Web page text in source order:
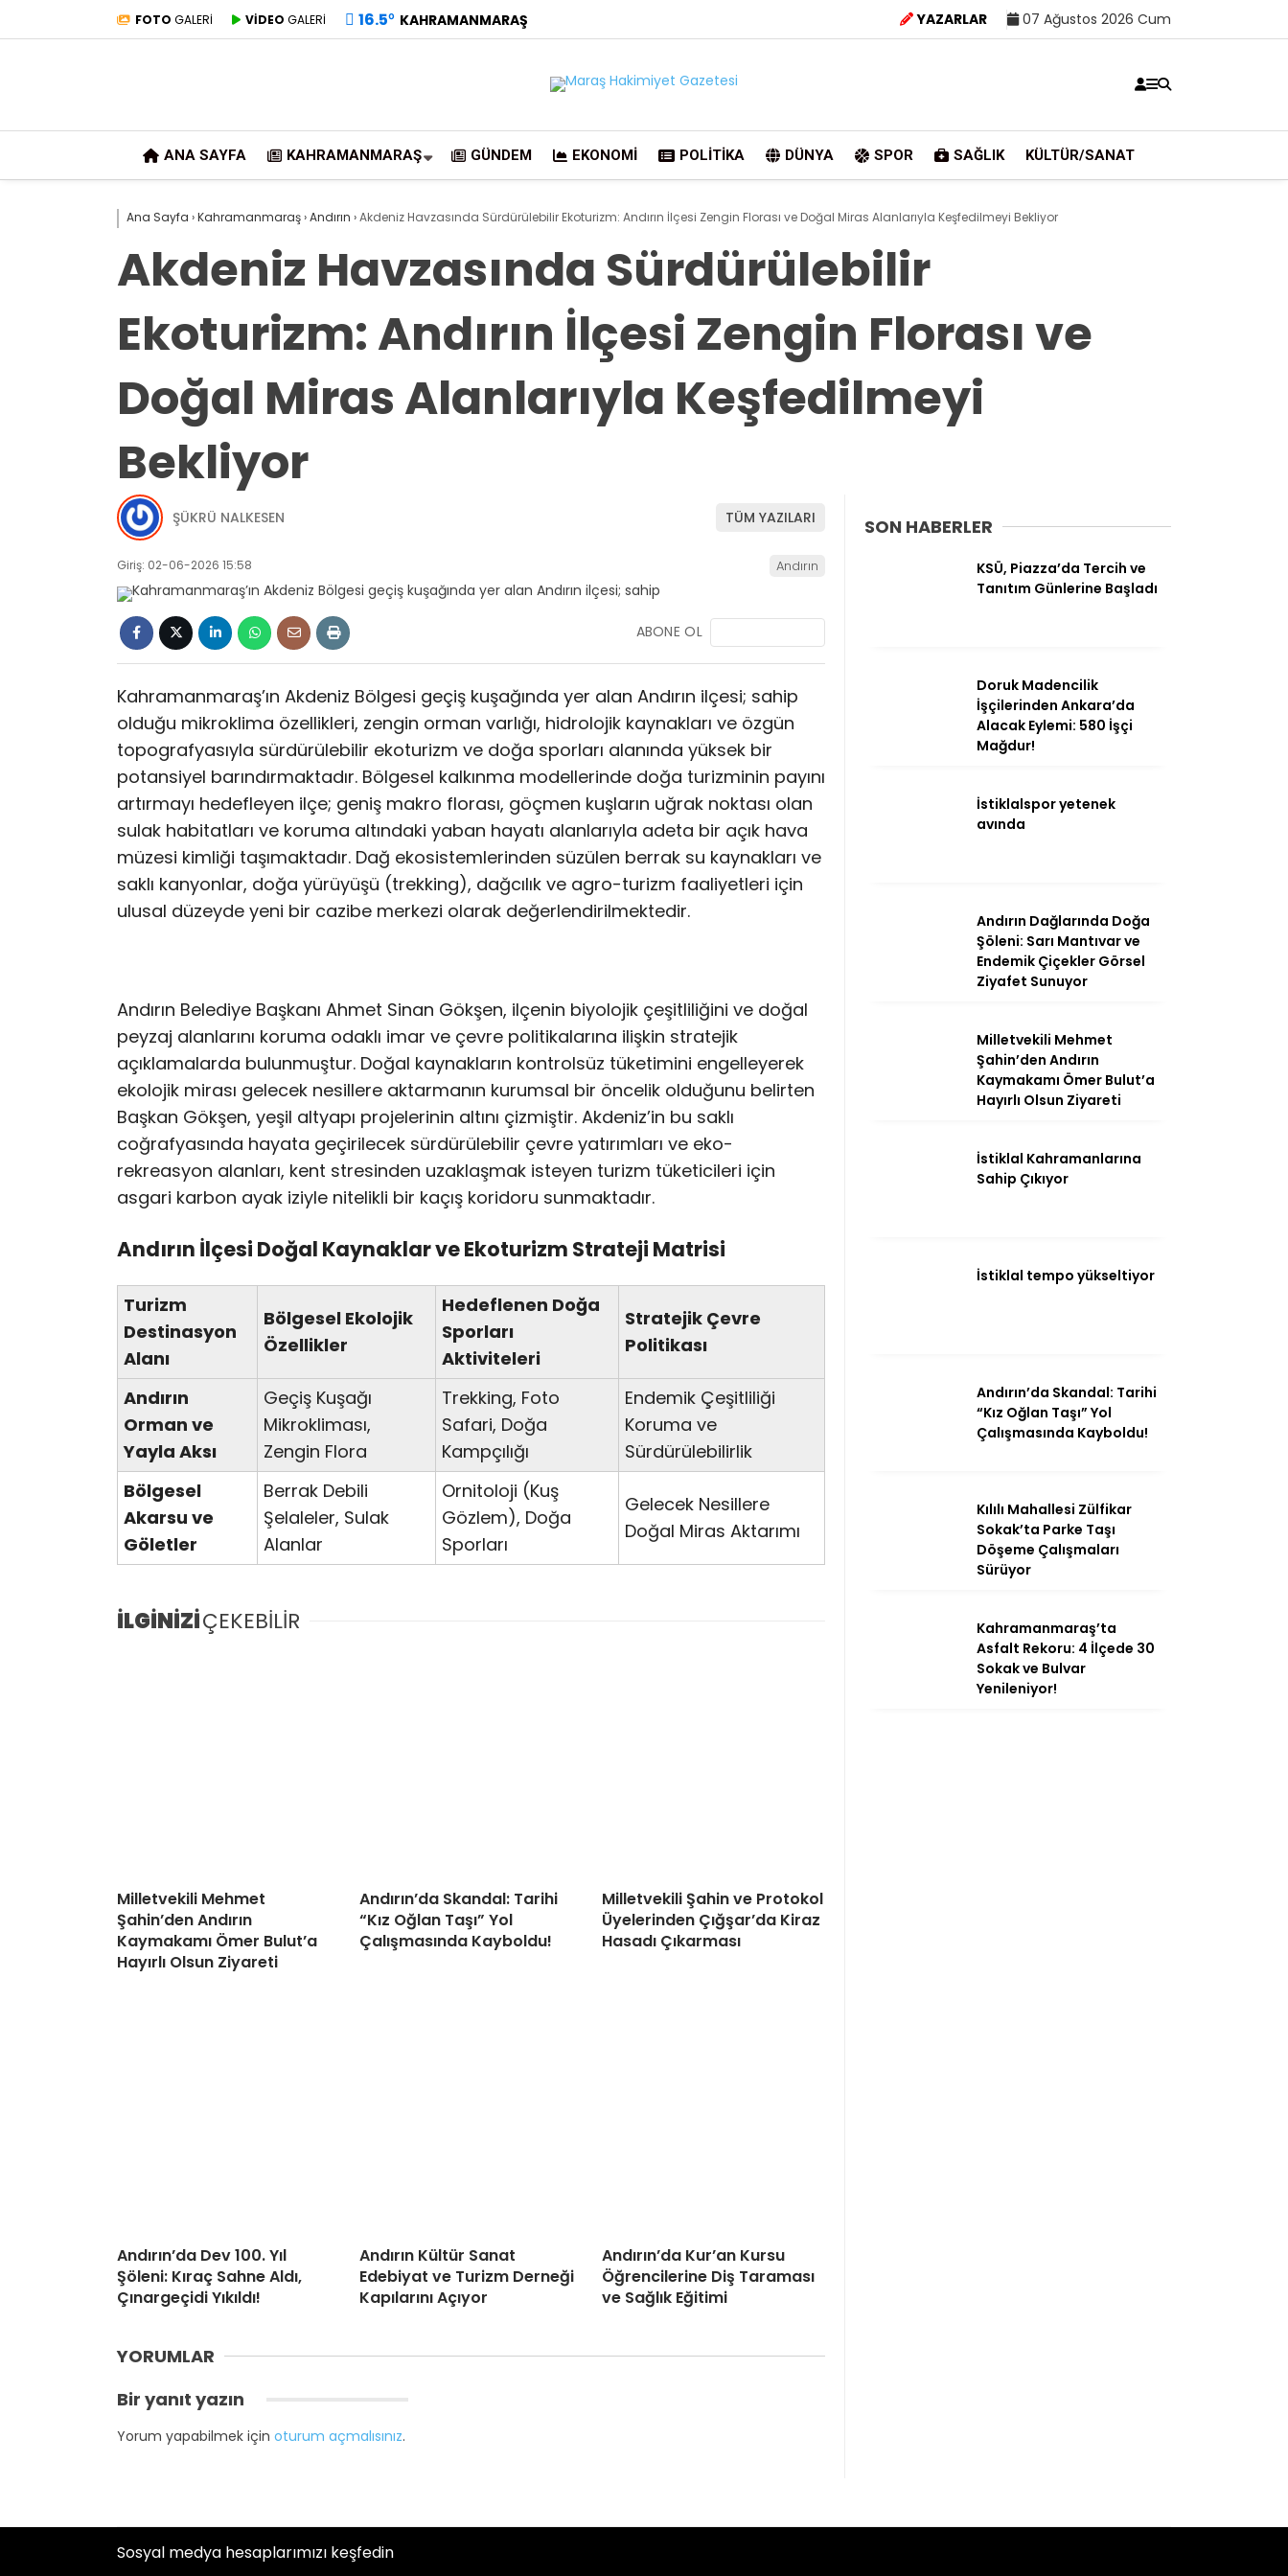
Ekonomi
Spor
FOTO GALERİ VİDEO GALERİ 16.5° KAHRAMANMARAŞ YAZARLAR 07 Ağustos 2026 Cum
ANA SAYFA KAHRAMANMARAŞ GÜNDEM EKONOMI POLITIKA DÜNYA SPOR SAĞLIK KÜLTÜR/SANAT
Ana Sayfa ›Kahramanmaraş›Andırın ›Akdeniz Havzasında Sürdürülebilir Ekoturizm: Andırın İlçesi Zengin Florası ve Doğal Miras Alanlarıyla Keşfedilmeyi Bekliyor
Akdeniz Havzasında Sürdürülebilir
Ekoturizm: Andırın İlçesi Zengin Florası ve
Doğal Miras Alanlarıyla Keşfedilmeyi
Bekliyor
ŞÜKRÜ NALKESEN TÜM YAZILARI
Giriş: 02-06-2026 15:58 Andırın
ABONE OL
Kahramanmaraş’ın Akdeniz Bölgesi geçiş kuşağında yer alan Andırın ilçesi; sahip
olduğu mikroklima özellikleri, zengin orman varlığı, hidrolojik kaynakları ve özgün
topografyasıyla sürdürülebilir ekoturizm ve doğa sporları alanında yüksek bir
potansiyel barındırmaktadır. Bölgesel kalkınma modellerinde doğa turizminin payını
artırmayı hedefleyen ilçe; geniş makro florası, göçmen kuşların uğrak noktası olan
sulak habitatları ve koruma altındaki yaban hayatı alanlarıyla adeta bir açık hava
müzesi kimliği taşımaktadır. Dağ ekosistemlerinden süzülen berrak su kaynakları ve
saklı kanyonlar, doğa yürüyüşü (trekking), dağcılık ve agro-turizm faaliyetleri için
ulusal düzeyde yeni bir cazibe merkezi olarak değerlendirilmektedir.
Andırın Belediye Başkanı Ahmet Sinan Gökşen, ilçenin biyolojik çeşitliliğini ve doğal
peyzaj alanlarını koruma odaklı imar ve çevre politikalarına ilişkin stratejik
açıklamalarda bulunmuştur. Doğal kaynakların kontrolsüz tüketimini engelleyerek
ekolojik mirası gelecek nesillere aktarmanın kurumsal bir öncelik olduğunu belirten
Başkan Gökşen, yeşil altyapı projelerinin altını çizmiştir. Akdeniz’in bu saklı
coğrafyasında hayata geçirilecek sürdürülebilir çevre yatırımları ve eko-
rekreasyon alanları, kent stresinden uzaklaşmak isteyen turizm tüketicileri için
asgari karbon ayak iziyle nitelikli bir kaçış koridoru sunmaktadır.
Andırın İlçesi Doğal Kaynaklar ve Ekoturizm Strateji Matrisi
Turizm
Destinasyon
Alanı
Bölgesel Ekolojik
Özellikler
Hedeflenen Doğa
Sporları
Aktiviteleri
Stratejik Çevre
Politikası
Andırın
Orman ve
Yayla Aksı
Geçiş Kuşağı
Mikrokliması,
Zengin Flora
Trekking, Foto
Safari, Doğa
Kampçılığı
Endemik Çeşitliliği
Koruma ve
Sürdürülebilirlik
Bölgesel
Akarsu ve
Göletler
Berrak Debili
Şelaleler, Sulak
Alanlar
Ornitoloji (Kuş
Gözlem), Doğa
Sporları
Gelecek Nesillere
Doğal Miras Aktarımı
İLGİNİZİÇEKEBİLİR
Milletvekili Mehmet
Şahin’den Andırın
Kaymakamı Ömer Bulut’a
Hayırlı Olsun Ziyareti
Andırın’da Skandal: Tarihi
“Kız Oğlan Taşı” Yol
Çalışmasında Kayboldu!
Milletvekili Şahin ve Protokol
Üyelerinden Çığşar’da Kiraz
Hasadı Çıkarması
Andırın’da Dev 100. Yıl
Şöleni: Kıraç Sahne Aldı,
Çınargeçidi Yıkıldı!
Andırın Kültür Sanat
Edebiyat ve Turizm Derneği
Kapılarını Açıyor
Andırın’da Kur’an Kursu
Öğrencilerine Diş Taraması
ve Sağlık Eğitimi
YORUMLAR
Bir yanıt yazın
Yorum yapabilmek için oturum açmalısınız.
SON HABERLER
KSÜ, Piazza’da Tercih ve
Tanıtım Günlerine Başladı
Doruk Madencilik
İşçilerinden Ankara’da
Alacak Eylemi: 580 İşçi
Mağdur!
İstiklalspor yetenek
avında
Andırın Dağlarında Doğa
Şöleni: Sarı Mantıvar ve
Endemik Çiçekler Görsel
Ziyafet Sunuyor
Milletvekili Mehmet
Şahin’den Andırın
Kaymakamı Ömer Bulut’a
Hayırlı Olsun Ziyareti
İstiklal Kahramanlarına
Sahip Çıkıyor
İstiklal tempo yükseltiyor
Andırın’da Skandal: Tarihi
“Kız Oğlan Taşı” Yol
Çalışmasında Kayboldu!
Kılılı Mahallesi Zülfikar
Sokak’ta Parke Taşı
Döşeme Çalışmaları
Sürüyor
Kahramanmaraş’ta
Asfalt Rekoru: 4 İlçede 30
Sokak ve Bulvar
Yenileniyor!
Sosyal medya hesaplarımızı keşfedin